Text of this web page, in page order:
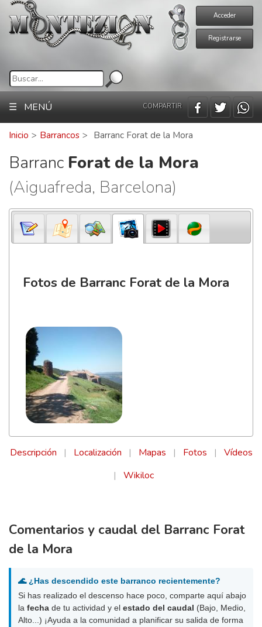
Acceder
Registrarse
☰ MENÚ COMPARTIR
Inicio > Barrancos > Barranc Forat de la Mora
Barranc Forat de la Mora
(Aiguafreda, Barcelona)
Fotos de Barranc Forat de la Mora
Descripción | Localización | Mapas | Fotos |
Vídeos
|
Wikiloc
Comentarios y caudal del Barranc Forat
de la Mora
🌊 ¿Has descendido este barranco recientemente?
Si has realizado el descenso hace poco, comparte aquí abajo
la fecha de tu actividad y el estado del caudal (Bajo, Medio,
Alto...) ¡Ayuda a la comunidad a planificar su salida de forma